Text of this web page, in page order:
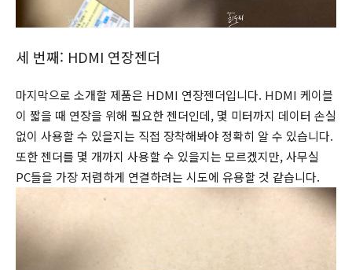
세 번째: HDMI 연장젠더
마지막으로 소개할 제품은 HDMI 연장젠더입니다. HDMI 케이블
이 짧을 때 연장을 위해 필요한 젠더인데, 몇 미터까지 데이터 손실
없이 사용할 수 있을지는 직접 장착해봐야 정확히 알 수 있습니다.
또한 젠더를 몇 개까지 사용할 수 있을지는 모르겠지만, 사무실
PC들을 가장 저렴하게 연결하려는 시도에 유용할 것 같습니다.